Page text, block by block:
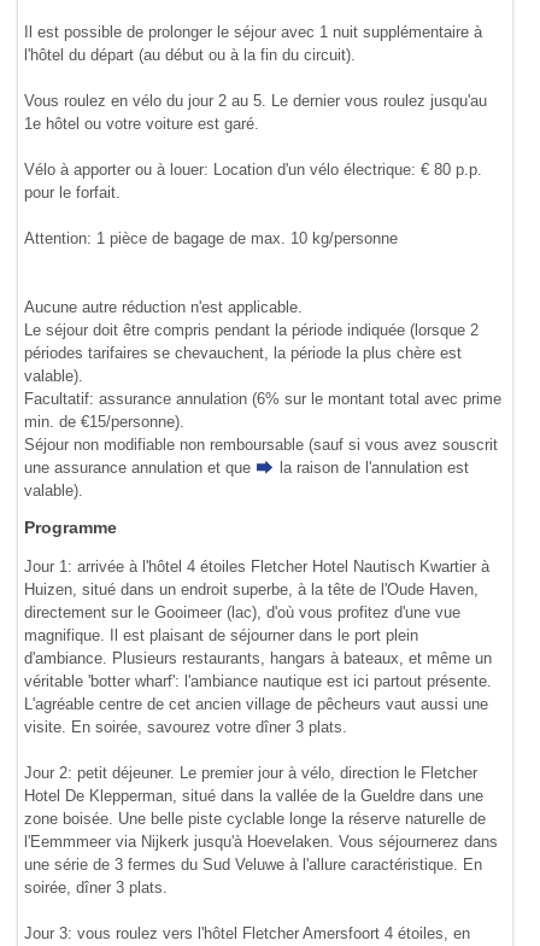
Il est possible de prolonger le séjour avec 1 nuit supplémentaire à
l'hôtel du départ (au début ou à la fin du circuit).
Vous roulez en vélo du jour 2 au 5. Le dernier vous roulez jusqu'au
1e hôtel ou votre voiture est garé.
Vélo à apporter ou à louer: Location d'un vélo électrique: € 80 p.p.
pour le forfait.
Attention: 1 pièce de bagage de max. 10 kg/personne
Aucune autre réduction n'est applicable.
Le séjour doit être compris pendant la période indiquée (lorsque 2
périodes tarifaires se chevauchent, la période la plus chère est
valable).
Facultatif: assurance annulation (6% sur le montant total avec prime
min. de €15/personne).
Séjour non modifiable non remboursable (sauf si vous avez souscrit
une assurance annulation et que
la raison de l'annulation est
valable).
Programme
Jour 1: arrivée à l'hôtel 4 étoiles Fletcher Hotel Nautisch Kwartier à
Huizen, situé dans un endroit superbe, à la tête de l'Oude Haven,
directement sur le Gooimeer (lac), d'où vous profitez d'une vue
magnifique. Il est plaisant de séjourner dans le port plein
d'ambiance. Plusieurs restaurants, hangars à bateaux, et même un
véritable 'botter wharf': l'ambiance nautique est ici partout présente.
L'agréable centre de cet ancien village de pêcheurs vaut aussi une
visite. En soirée, savourez votre dîner 3 plats.
Jour 2: petit déjeuner. Le premier jour à vélo, direction le Fletcher
Hotel De Klepperman, situé dans la vallée de la Gueldre dans une
zone boisée. Une belle piste cyclable longe la réserve naturelle de
l'Eemmmeer via Nijkerk jusqu'à Hoevelaken. Vous séjournerez dans
une série de 3 fermes du Sud Veluwe à l'allure caractéristique. En
soirée, dîner 3 plats.
Jour 3: vous roulez vers l'hôtel Fletcher Amersfoort 4 étoiles, en